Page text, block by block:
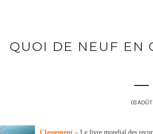
QUOI DE NEUF EN
03 AOÛT
Classement – Le livre mondial des